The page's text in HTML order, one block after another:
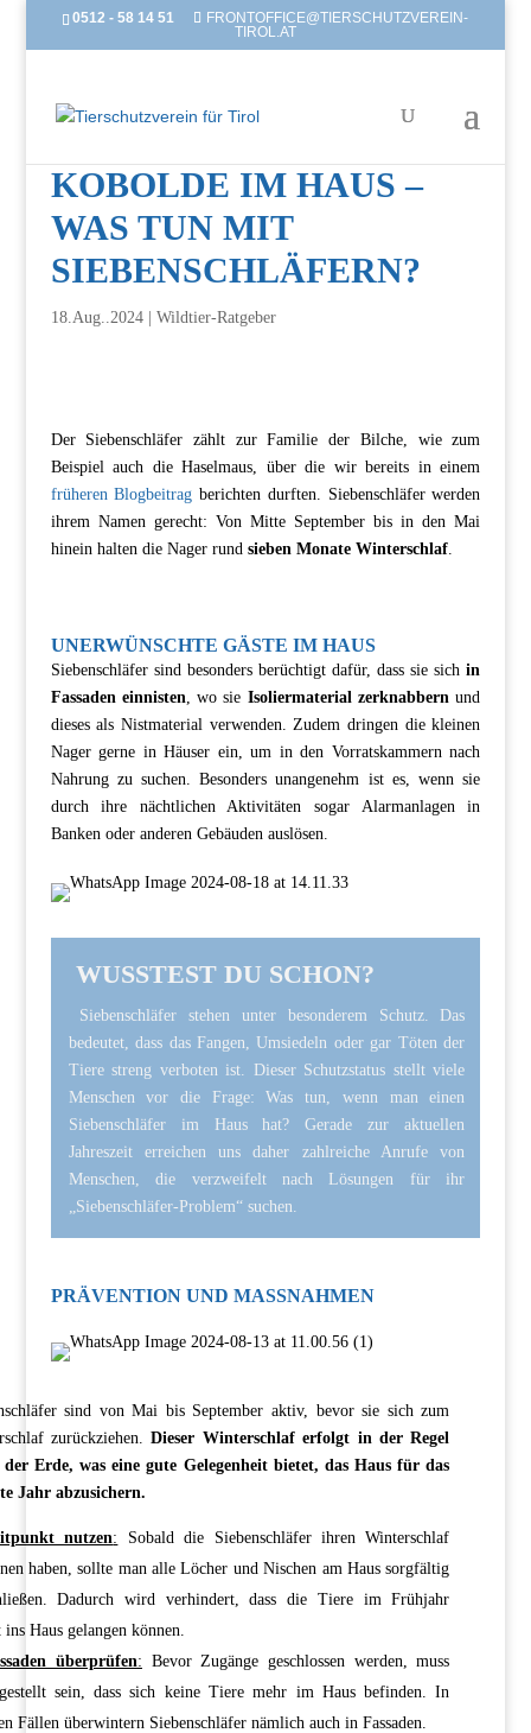
0512 - 58 14 51
FRONTOFFICE@TIERSCHUTZVEREIN-
TIROL.AT
KOBOLDE IM HAUS –
WAS TUN MIT
SIEBENSCHLÄFERN?
18.Aug..2024| Wildtier-Ratgeber
Der Siebenschläfer zählt zur Familie der Bilche, wie zum
Beispiel auch die Haselmaus, über die wir bereits in einem
früheren Blogbeitrag berichten durften. Siebenschläfer werden
ihrem Namen gerecht: Von Mitte September bis in den Mai
hinein halten die Nager rund sieben Monate Winterschlaf.
UNERWÜNSCHTE GÄSTE IM HAUS
Siebenschläfer sind besonders berüchtigt dafür, dass sie sichin
Fassaden einnisten, wo sie Isoliermaterial zerknabbern und
dieses als Nistmaterial verwenden. Zudem dringen die kleinen
Nager gerne in Häuser ein, um in den Vorratskammern nach
Nahrung zu suchen. Besonders unangenehm ist es, wenn sie
durch ihre nächtlichen Aktivitäten sogar Alarmanlagen in
Banken oder anderen Gebäuden auslösen.
WUSSTEST DU SCHON?
Siebenschläfer stehen unter besonderem Schutz. Das
bedeutet, dass das Fangen, Umsiedeln oder gar Töten der
Tiere streng verboten ist. Dieser Schutzstatus stellt viele
Menschen vor die Frage: Was tun, wenn man einen
Siebenschläfer im Haus hat? Gerade zur aktuellen
Jahreszeit erreichen uns daher zahlreiche Anrufe von
Menschen, die verzweifelt nach Lösungen für ihr
„Siebenschläfer-Problem“ suchen.
PRÄVENTION UND MASSNAHMEN
sind von Mai bis September aktiv, bevor sie sich zum
zurückziehen.Dieser Winterschlaf erfolgt in der Regel
Erde, was eine gute Gelegenheit bietet, das Haus für das
Jahr abzusichern.
nutzen: Sobald die Siebenschläfer ihren Winterschlaf
haben, sollte man alle Löcher und Nischen am Haus sorgfältig
Dadurch wird verhindert, dass die Tiere im Frühjahr
ins Haus gelangen können.
überprüfen: Bevor Zugänge geschlossen werden, muss
sein, dass sich keine Tiere mehr im Haus befinden. In
Fällen überwintern Siebenschläfer nämlich auch in Fassaden.